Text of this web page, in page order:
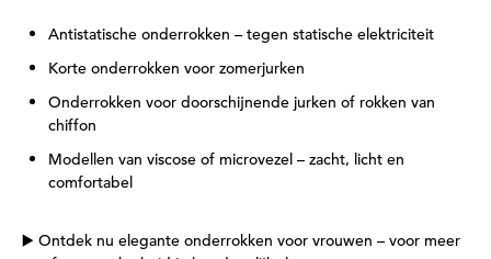
Antistatische onderrokken – tegen statische elektriciteit
Korte onderrokken voor zomerjurken
Onderrokken voor doorschijnende jurken of rokken van
chiffon
Modellen van viscose of microvezel – zacht, licht en
comfortabel
▶️ Ontdek nu elegante onderrokken voor vrouwen – voor meer